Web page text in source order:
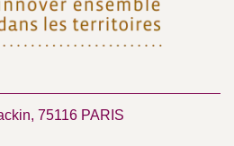
75116 PARIS